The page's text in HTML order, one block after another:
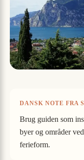
DANSK NOTE FRA
Brug guiden som
byer og områder
ferieform.